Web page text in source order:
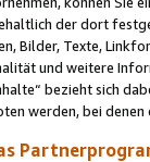
der dort
Bilder, Texte,
und weitere
bezieht sich
werden, bei